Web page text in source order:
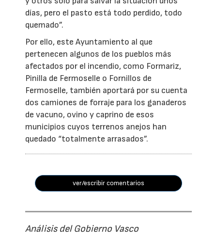
días, pero el pasto está todo perdido, todo
quemado”.
Por ello, este Ayuntamiento al que
pertenecen algunos de los pueblos más
afectados por el incendio, como Formariz,
Pinilla de Fermoselle o Fornillos de
Fermoselle, también aportará por su cuenta
dos camiones de forraje para los ganaderos
de vacuno, ovino y caprino de esos
municipios cuyos terrenos anejos han
quedado “totalmente arrasados”.
ver/escribir comentarios
Análisis del Gobierno Vasco